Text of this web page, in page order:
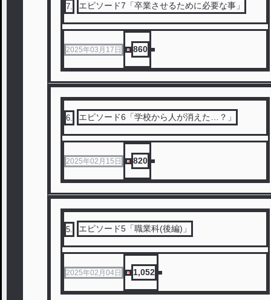
7. エピソード7「卒業させるために必要な事」
2025年03月17日 860
6. エピソード6「学校から人が消えた…？」
2025年02月15日 820
5. エピソード5「職業科(後編)」
2025年02月04日 1,052